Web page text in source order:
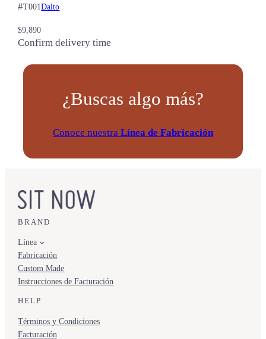
#T001Dalto
$9,890
Confirm delivery time
¿Buscas algo más?
Conoce nuestra Línea de Fabricación
BRAND
Línea
Fabricación
Custom Made
Instrucciones de Facturación
HELP
Términos y Condiciones
Facturación